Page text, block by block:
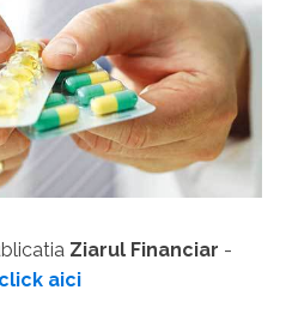
Ziarul Financiar -
click aici